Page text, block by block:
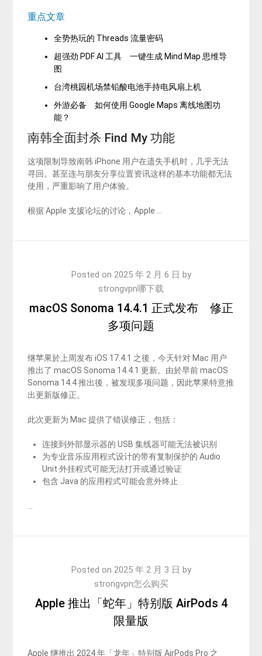
重点文章
全势热玩的 Threads 流量密码
超强劲 PDF AI 工具 一键生成 Mind Map 思维导
图
台湾桃园机场禁铅酸电池手持电风扇上机
外游必备 如何使用 Google Maps 离线地图功
能？
南韩全面封杀 Find My 功能
这项限制导致南韩 iPhone 用户在遗失手机时，几乎无法
寻回。甚至连与朋友分享位置资讯这样的基本功能都无法
使用，严重影响了用户体验。
根据 Apple 支援论坛的讨论，Apple …
macOS Sonoma 14.4.1 正式发布 修正
多项问题
Posted on 2025 年 2 月 6 日 by
strongvpn哪下载
继苹果於上周发布 iOS 17.4.1 之後，今天针对 Mac 用户
推出了 macOS Sonoma 14.4.1 更新。由於早前 macOS
Sonoma 14.4 推出後，被发现多项问题，因此苹果特意推
出更新版修正。
此次更新为 Mac 提供了错误修正，包括：
连接到外部显示器的 USB 集线器可能无法被识别
为专业音乐应用程式设计的带有复制保护的 Audio
Unit 外挂程式可能无法打开或通过验证
包含 Java 的应用程式可能会意外终止
Apple 推出「蛇年」特别版 AirPods 4
限量版
Posted on 2025 年 2 月 3 日 by
strongvpn怎么购买
Apple 继推出 2024 年「龙年」特别版 AirPods Pro 之